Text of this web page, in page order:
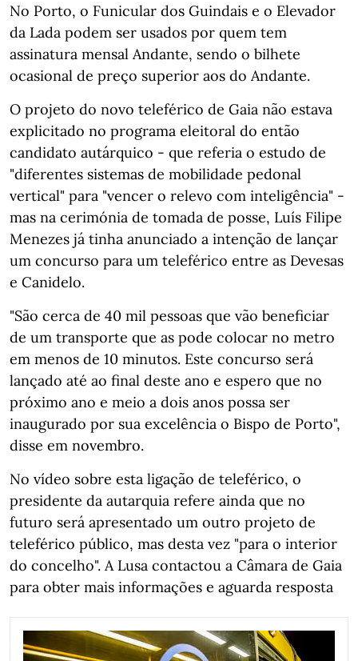
No Porto, o Funicular dos Guindais e o Elevador
da Lada podem ser usados por quem tem
assinatura mensal Andante, sendo o bilhete
ocasional de preço superior aos do Andante.
O projeto do novo teleférico de Gaia não estava
explicitado no programa eleitoral do então
candidato autárquico - que referia o estudo de
"diferentes sistemas de mobilidade pedonal
vertical" para "vencer o relevo com inteligência" -
mas na cerimónia de tomada de posse, Luís Filipe
Menezes já tinha anunciado a intenção de lançar
um concurso para um teleférico entre as Devesas
e Canidelo.
"São cerca de 40 mil pessoas que vão beneficiar
de um transporte que as pode colocar no metro
em menos de 10 minutos. Este concurso será
lançado até ao final deste ano e espero que no
próximo ano e meio a dois anos possa ser
inaugurado por sua excelência o Bispo de Porto",
disse em novembro.
No vídeo sobre esta ligação de teleférico, o
presidente da autarquia refere ainda que no
futuro será apresentado um outro projeto de
teleférico público, mas desta vez "para o interior
do concelho". A Lusa contactou a Câmara de Gaia
para obter mais informações e aguarda resposta